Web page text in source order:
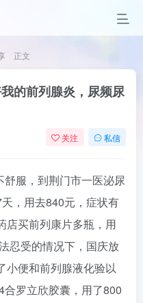
正文
的前列腺炎，尿频尿
关注 私信
服，到荆门市一医泌尿
，用去840元，症状有
店买前列康片多瓶，用
忍受的情况下，国庆放
小便和前列腺液化验以
罗立欣胶囊，用了800